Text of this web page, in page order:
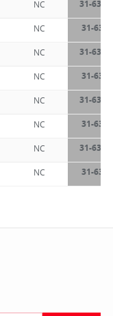
NC 31-634-
NC 31-
NC 31-634-
NC 31-
NC 31-634-
NC 31-
NC 31-634-
NC 31-